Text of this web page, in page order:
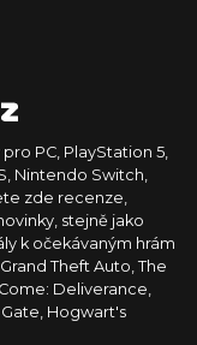
PC, PlayStation 5,
Nintendo Switch,
zde recenze,
stejně jako
k očekávaným hrám
Theft Auto, The
Deliverance,
Hogwart's